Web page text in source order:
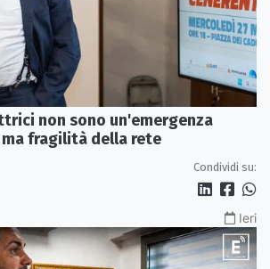
non sono un'emergenza
fragilità della rete
Condividi su:
Ieri